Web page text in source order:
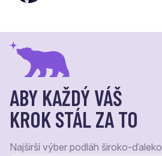
ABY KAŽDÝ VÁŠ
KROK STÁL ZA TO
Najširší výber podláh široko-ďaleko